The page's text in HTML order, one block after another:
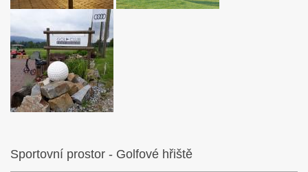
Sportovní prostor - Golfové hřiště